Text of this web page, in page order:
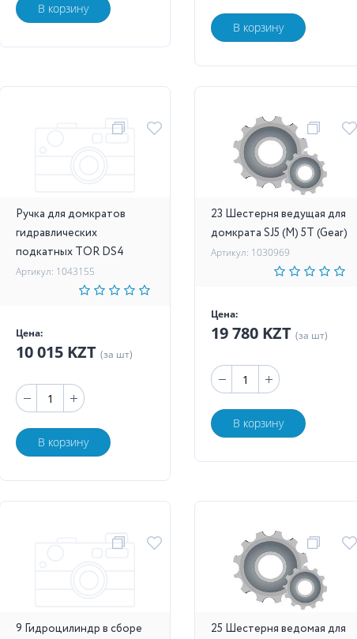
В корзину
В корзину
Ручка для домкратов
гидравлических
подкатных TOR DS4
Артикул: 1043155
Цена:
10 015 KZT (за шт)
В корзину
23 Шестерня ведущая для
домкрата SJ5 (M) 5Т (Gear)
Артикул: 1030969
Цена:
19 780 KZT (за шт)
В корзину
9 Гидроцилиндр в сборе
25 Шестерня ведомая для